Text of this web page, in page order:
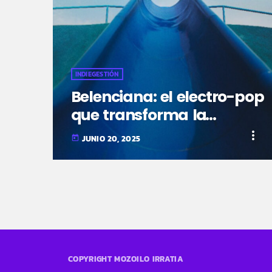
INDIEGESTIÓN
Belenciana: el electro-pop
que transforma la
nostalgia en
himnos generacionales
today JUNIO 20, 2025 more_vert
COPYRIGHT MOZOILO IRRATIA